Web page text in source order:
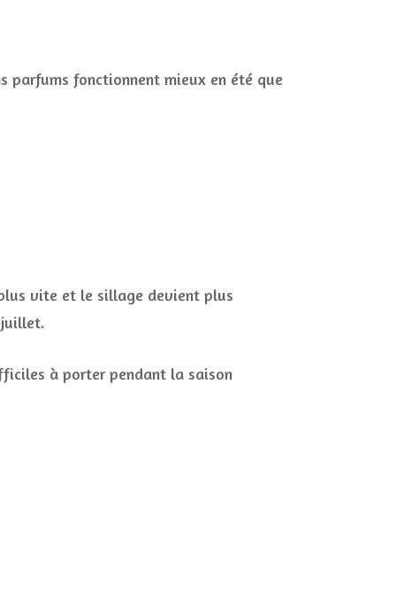
parfums fonctionnent mieux en été que
vite et le sillage devient plus
juillet.
à porter pendant la saison